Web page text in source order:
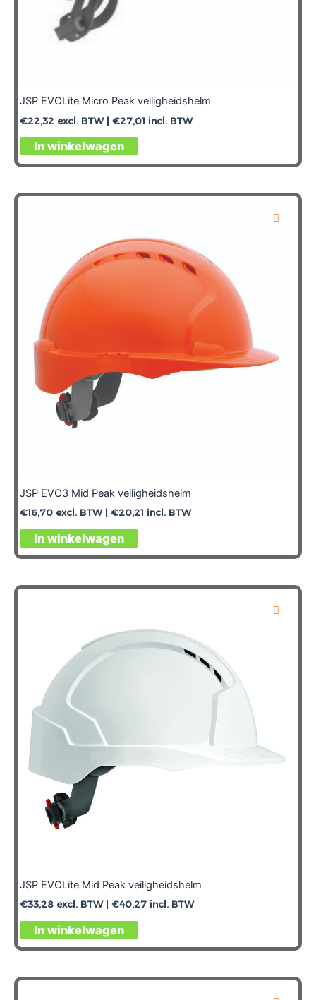
JSP EVOLite Micro Peak veiligheidshelm
€22,32 excl. BTW | €27,01 incl. BTW
In winkelwagen
JSP EVO3 Mid Peak veiligheidshelm
€16,70 excl. BTW | €20,21 incl. BTW
In winkelwagen
JSP EVOLite Mid Peak veiligheidshelm
€33,28 excl. BTW | €40,27 incl. BTW
In winkelwagen